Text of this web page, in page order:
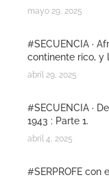
mayo 29, 2025
#SECUENCIA ·
continente rico, y
abril 29, 2025
#SECUENCIA ·
1943 : Parte 1.
abril 4, 2025
#SERPROFE con